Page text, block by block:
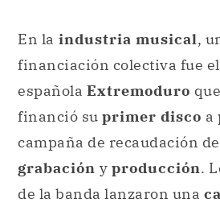
En la industria musical,
financiación colectiva fue
española Extremoduro
financió su primer disco a
campaña de recaudación
grabación y producción.
de la banda lanzaron una